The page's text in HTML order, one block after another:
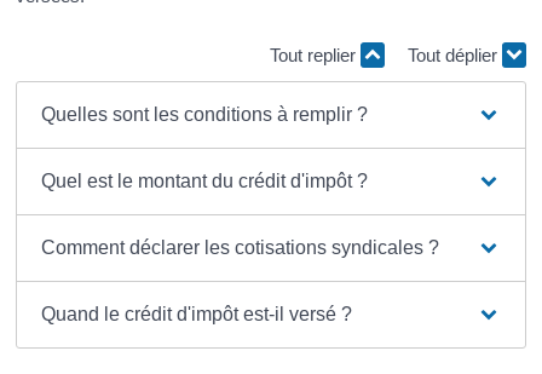
Tout replier Tout déplier
Quelles sont les conditions à remplir ?
Quel est le montant du crédit d'impôt ?
Comment déclarer les cotisations syndicales ?
Quand le crédit d'impôt est-il versé ?